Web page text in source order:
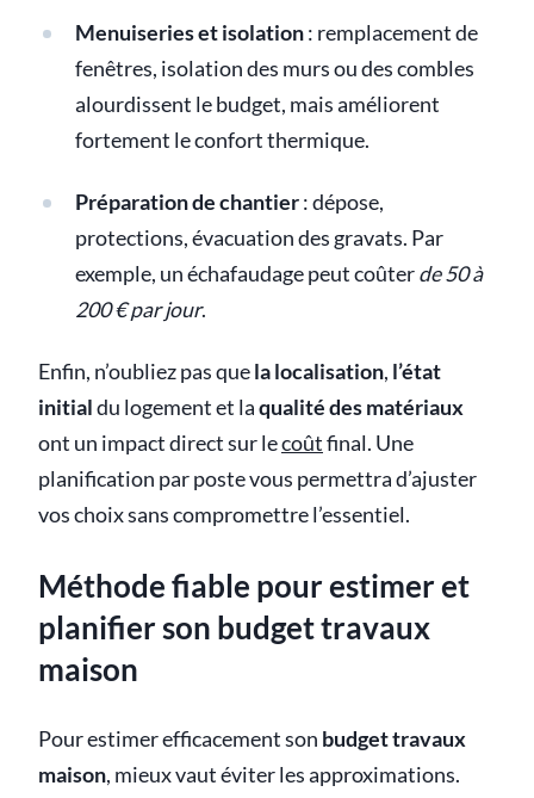
Menuiseries et isolation: remplacement de
fenêtres, isolation des murs ou des combles
alourdissent le budget, mais améliorent
fortement le confort thermique.
Préparation de chantier: dépose,
protections, évacuation des gravats. Par
exemple, un échafaudage peut coûterde 50 à
200 € par jour.
Enfin, n’oubliez pas quela localisation, l’état
initialdu logement et laqualité des matériaux
ont un impact direct sur lecoûtfinal. Une
planification par poste vous permettra d’ajuster
vos choix sans compromettre l’essentiel.
Méthode fiable pour estimer et
planifier son budget travaux
maison
Pour estimer efficacement son budget travaux
maison, mieux vaut éviter les approximations.